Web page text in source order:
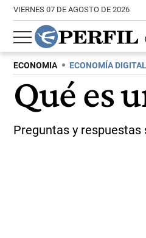
VIERNES 07 DE AGOSTO DE 2026
ECONOMIA ECONOMÍA DIGITAL
Qué es
Preguntas y